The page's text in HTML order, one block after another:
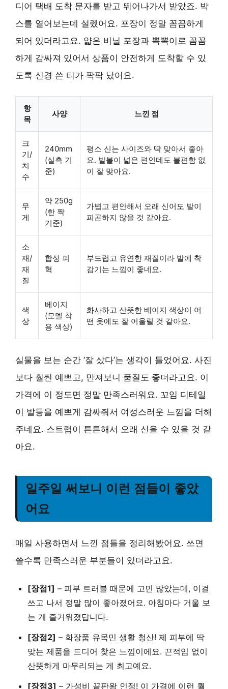
디어 택배 도착 문자를 받고 뛰어나가서 받았죠. 박
스를 열어보는데 설렜어요. 포장이 정말 꼼꼼하게
되어 있더라고요. 얇은 비닐 포장과 뽁뽁이로 꼼꼼
하게 감싸져 있어서 상품이 안전하게 도착할 수 있
도록 신경 쓴 티가 팍팍 났어요.
항
목
사양 느낀 점
크
기/
치
수
240mm
(실측 기
준)
평소 신는 사이즈와 딱 맞아서 좋아
요. 발볼이 넓은 편인데도 불편함 없
이 잘 맞아요.
무
게
약 250g
(한 짝
기준)
가볍고 편안해서 오래 신어도 발이
피곤하지 않을 것 같아요.
소
재/
재
질
합성 피
혁
부드럽고 유연한 재질이라 발에 착
감기는 느낌이 좋네요.
색
상
베이지
(모델 착
용 색상)
화사하고 산뜻한 베이지 색상이 어
떤 옷에도 잘 어울릴 것 같아요.
실물을 보는 순간 ‘잘 샀다’는 생각이 들었어요. 사진
보다 훨씬 예쁘고, 만져보니 품질도 좋더라고요. 이
가격에 이 정도면 정말 만족스러워요. 꼬임 디테일
이 발등을 예쁘게 감싸줘서 여성스러운 느낌을 더해
주네요. 스트랩이 튼튼해서 오래 신을 수 있을 것 같
아요.
일주일 써보니 이런 점들이 좋았
어요
매일 사용하면서 느낀 점들을 정리해봤어요. 쓰면
쓸수록 만족스러운 부분들이 있더라고요.
[장점1] – 피부 트러블 때문에 고민 많았는데, 이걸
쓰고 나서 정말 많이 좋아졌어요. 아침마다 거울 보
는 게 즐거워졌답니다.
[장점2] – 화장품 유목민 생활 청산! 제 피부에 딱
맞는 제품을 드디어 찾은 느낌이에요. 끈적임 없이
산뜻하게 마무리되는 게 최고예요.
[장점3] – 가성비 끝판왕 인정! 이 가격에 이런 퀄